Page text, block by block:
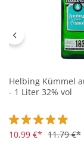
Helbing Kümmel
- 1 Liter 32% vol
Durchschnittliche
10,99 €* 11,79 €*